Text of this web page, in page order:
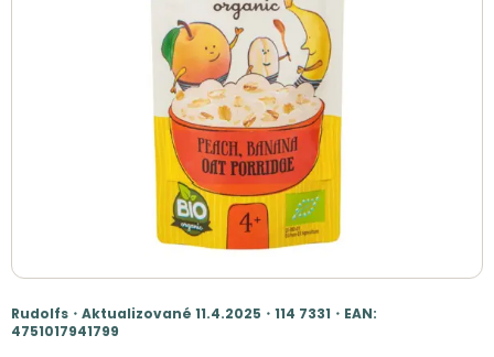
Rudolfs・Aktualizované 11.4.2025・114 7331・EAN:
4751017941799